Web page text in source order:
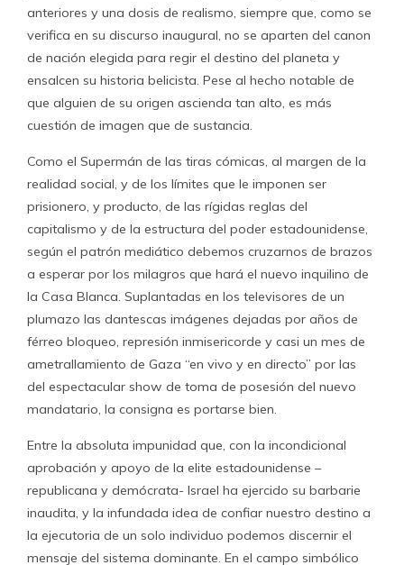
anteriores y una dosis de realismo, siempre que, como se
verifica en su discurso inaugural, no se aparten del canon
de nación elegida para regir el destino del planeta y
ensalcen su historia belicista. Pese al hecho notable de
que alguien de su origen ascienda tan alto, es más
cuestión de imagen que de sustancia.
Como el Supermán de las tiras cómicas, al margen de la
realidad social, y de los límites que le imponen ser
prisionero, y producto, de las rígidas reglas del
capitalismo y de la estructura del poder estadounidense,
según el patrón mediático debemos cruzarnos de brazos
a esperar por los milagros que hará el nuevo inquilino de
la Casa Blanca. Suplantadas en los televisores de un
plumazo las dantescas imágenes dejadas por años de
férreo bloqueo, represión inmisericorde y casi un mes de
ametrallamiento de Gaza “en vivo y en directo” por las
del espectacular show de toma de posesión del nuevo
mandatario, la consigna es portarse bien.
Entre la absoluta impunidad que, con la incondicional
aprobación y apoyo de la elite estadounidense –
republicana y demócrata- Israel ha ejercido su barbarie
inaudita, y la infundada idea de confiar nuestro destino a
la ejecutoria de un solo individuo podemos discernir el
mensaje del sistema dominante. En el campo simbólico